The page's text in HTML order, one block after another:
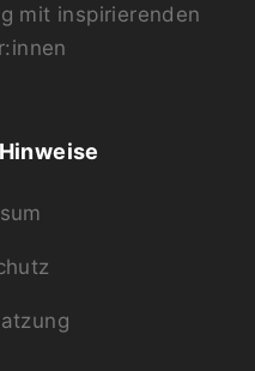
mit inspirierenden